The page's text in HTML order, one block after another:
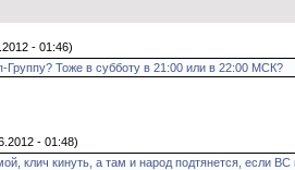
- 01:46)
Тоже в субботу в 21:00 или в 22:00 МСК?
- 01:48)
клич кинуть, а там и народ подтянется, если ВС